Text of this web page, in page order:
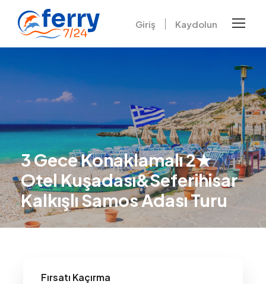
Giriş Kaydolun
3 Gece Konaklamalı 2★
Otel Kuşadası&Seferihisar
Kalkışlı Samos Adası Turu
Fırsatı Kaçırma